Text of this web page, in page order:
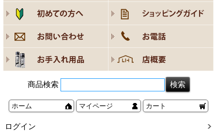
商品検索
ホーム マイページ カート
ログイン